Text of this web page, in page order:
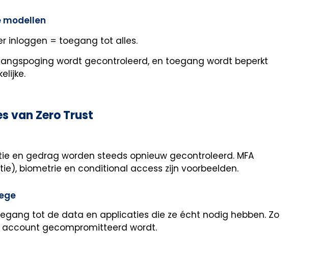
modellen
inloggen = toegang tot alles.
wordt gecontroleerd, en toegang wordt beperkt
van Zero Trust
en gedrag worden steeds opnieuw gecontroleerd. MFA
biometrie en conditional access zijn voorbeelden.
tot de data en applicaties die ze écht nodig hebben. Zo
account gecompromitteerd wordt.